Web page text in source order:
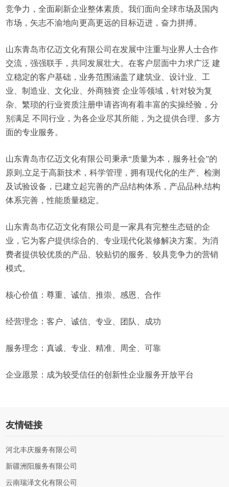
竞争力，全面刷新企业整体素质。我们面向全球市场及国内
市场，矢志不渝地向更高更远的目标迈进，奋力拼搏。
山东青岛市亿迈文化有限公司在发展中注重与业界人士合作
交流，强强联手，共同发展壮大。在客户层面中力求广泛 建
立稳定的客户基础，业务范围涵盖了建筑业、设计业、工
业、制造业、文化业、外商独资 企业等领域，针对较为复
杂、繁琐的行业资质注册申请咨询有着丰富的实操经验，分
别满足 不同行业，为各企业尽其所能，为之提供合理、多方
面的专业服务。
山东青岛市亿迈文化有限公司秉承“质量为本，服务社会”的
原则,立足于高新技术，科学管理，拥有现代化的生产、检测
及试验设备，已建立起完善的产品结构体系，产品品种,结构
体系完善，性能质量稳定。
山东青岛市亿迈文化有限公司是一家具有完整生态链的企
业，它为客户提供综合的、专业现代化装修解决方案。为消
费者提供较优质的产品、较贴切的服务、较具竞争力的营销
模式。
核心价值：尊重、诚信、推崇、感恩、合作
经营理念：客户、诚信、专业、团队、成功
服务理念：真诚、专业、精准、周全、可靠
企业愿景：成为较受信任的创新性企业服务开放平台
友情链接
河北丰庆服务有限公司
新疆洲阳服务有限公司
云南瑞泽文化有限公司